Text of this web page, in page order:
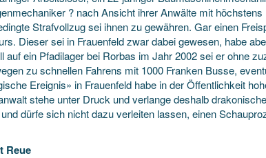
? nach Ansicht ihrer Anwälte mit
Strafvollzug sei ihnen zu gewähren. Gar einen
Dieser sei in Frauenfeld zwar dabei gewesen, habe
auf ein Pfadilager bei Rorbas im Jahr 2002 sei er ohne
zu schnellen Fahrens mit 1000 Franken Busse,
Ereignis» in Frauenfeld habe in der Öffentlichkeit
stehe unter Druck und verlange deshalb
dürfe sich nicht dazu verleiten lassen, einen
Reue